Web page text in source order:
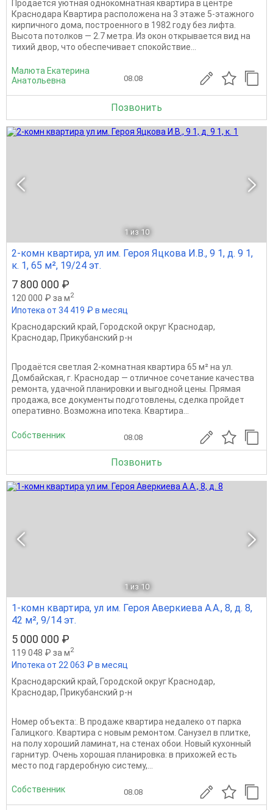
Продается уютная однокомнатная квартира в центре
Краснодара Квартира расположена на 3 этаже 5-этажного
кирпичного дома, построенного в 1982 году без лифта.
Высота потолков — 2.7 метра. Из окон открывается вид на
тихий двор, что обеспечивает спокойствие...
Малюта Екатерина
Анатольевна
08.08
Позвонить
1 из 10
2-комн квартира, ул им. Героя Яцкова И.В., 9 1, д. 9 1,
к. 1, 65 м², 19/24 эт.
7 800 000 ₽
120 000 ₽ за м2
Ипотека от 34 419 ₽ в месяц
Краснодарский край, Городской округ Краснодар,
Краснодар, Прикубанский р-н
Продаётся светлая 2-комнатная квартира 65 м² на ул.
Домбайская, г. Краснодар — отличное сочетание качества
ремонта, удачной планировки и выгодной цены. Прямая
продажа, все документы подготовлены, сделка пройдет
оперативно. Возможна ипотека. Квартира...
Собственник 08.08
Позвонить
1 из 10
1-комн квартира, ул им. Героя Аверкиева А.А., 8, д. 8,
42 м², 9/14 эт.
5 000 000 ₽
119 048 ₽ за м2
Ипотека от 22 063 ₽ в месяц
Краснодарский край, Городской округ Краснодар,
Краснодар, Прикубанский р-н
Номер объекта:. В продаже квартира недалеко от парка
Галицкого. Квартира с новым ремонтом. Санузел в плитке,
на полу хороший ламинат, на стенах обои. Новый кухонный
гарнитур. Очень хорошая планировка: в прихожей есть
место под гардеробную систему,...
Собственник 08.08